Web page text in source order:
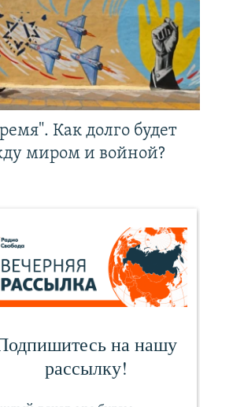
Как долго будет
миром и войной?